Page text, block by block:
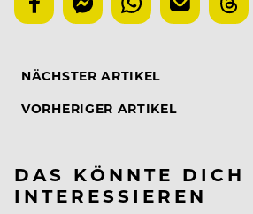
NÄCHSTER ARTIKEL
VORHERIGER ARTIKEL
DAS KÖNNTE DICH
INTERESSIEREN